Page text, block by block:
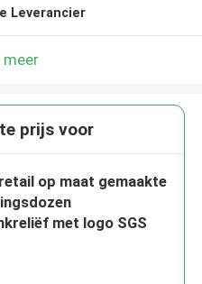
Leverancier
meer
prijs voor
op maat gemaakte
met logo SGS